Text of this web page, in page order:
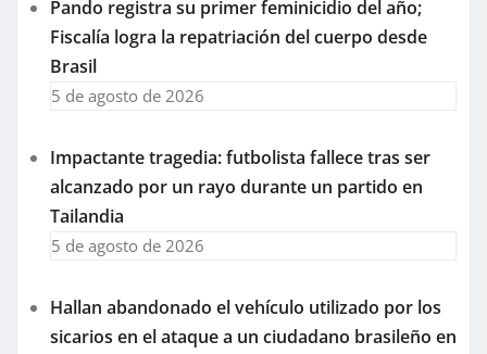
Pando registra su primer feminicidio del año;
Fiscalía logra la repatriación del cuerpo desde
Brasil
5 de agosto de 2026
Impactante tragedia: futbolista fallece tras ser
alcanzado por un rayo durante un partido en
Tailandia
5 de agosto de 2026
Hallan abandonado el vehículo utilizado por los
sicarios en el ataque a un ciudadano brasileño en